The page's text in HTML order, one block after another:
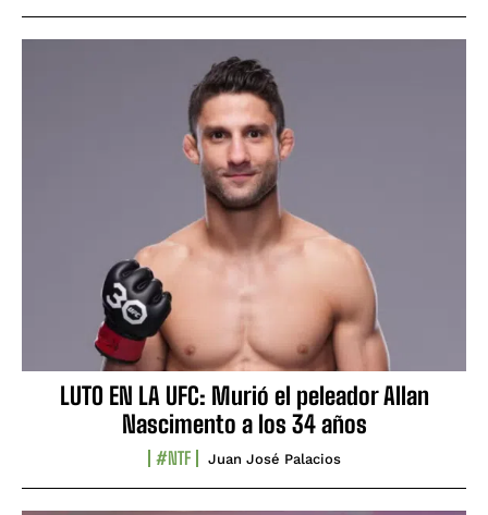
LUTO EN LA UFC: Murió el peleador Allan
Nascimento a los 34 años
#NTF Juan José Palacios